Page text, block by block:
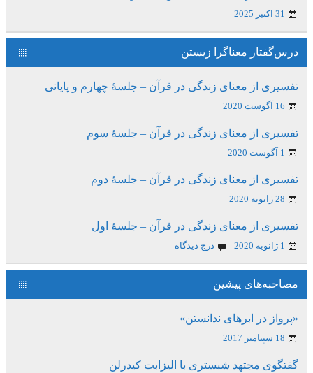
31 اکتبر 2025
درس‌گفتار معناگرا زیستن
تفسیری از معنای زندگی در قرآن – جلسۀ چهارم و پایانی
16 آگوست 2020
تفسیری از معنای زندگی در قرآن – جلسۀ سوم
1 آگوست 2020
تفسیری از معنای زندگی در قرآن – جلسۀ دوم
28 ژانویه 2020
تفسیری از معنای زندگی در قرآن – جلسۀ اول
1 ژانویه 2020 درج دیدگاه
مصاحبه‌های پیشین
«پرواز در ابرهای ندانستن»
18 سپتامبر 2017
گفتگوی مجتهد شبستری با الیزابت کیدرلن